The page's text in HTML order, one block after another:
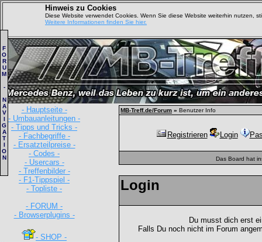
Hinweis zu Cookies
Diese Website verwendet Cookies. Wenn Sie diese Website weiterhin nutzen,
Weitere Informationen finden Sie hier.
- Hauptseite -
- Umbauanleitungen -
- Tipps und Tricks -
- Fachbegriffe -
- Ersatzteilpreise -
- Codes -
- Usercars -
- Treffenbilder -
- F1-Tippspiel -
- Topliste -
- FORUM -
- Browserplugins -
- SHOP -
F
O
R
U
M
-
N
A
V
I
G
A
T
I
O
N
MB-Treff.de/Forum » Benutzer Info
Registrieren Login
Das Board hat
Login
Du musst dich erst
Falls Du noch nicht im Forum